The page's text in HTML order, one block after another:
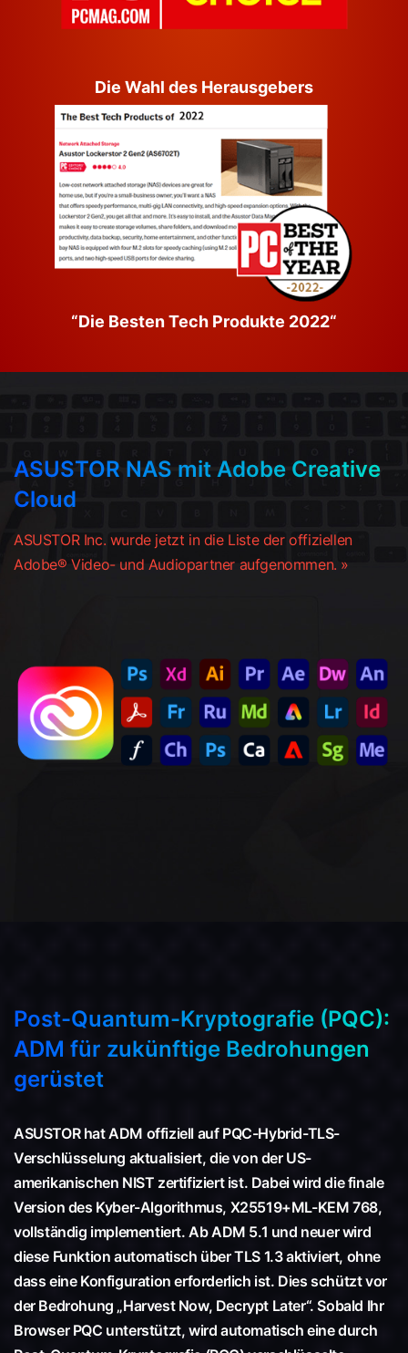
Die Wahl des Herausgebers
“Die Besten Tech Produkte 2022“
ASUSTOR NAS mit Adobe Creative
Cloud
ASUSTOR Inc. wurde jetzt in die Liste der offiziellen
Adobe® Video- und Audiopartner aufgenommen. »
Post-Quantum-Kryptografie (PQC):
ADM für zukünftige Bedrohungen
gerüstet
ASUSTOR hat ADM offiziell auf PQC-Hybrid-TLS-
Verschlüsselung aktualisiert, die von der US-
amerikanischen NIST zertifiziert ist. Dabei wird die finale
Version des Kyber-Algorithmus, X25519+ML-KEM 768,
vollständig implementiert. Ab ADM 5.1 und neuer wird
diese Funktion automatisch über TLS 1.3 aktiviert, ohne
dass eine Konfiguration erforderlich ist. Dies schützt vor
der Bedrohung „Harvest Now, Decrypt Later“. Sobald Ihr
Browser PQC unterstützt, wird automatisch eine durch